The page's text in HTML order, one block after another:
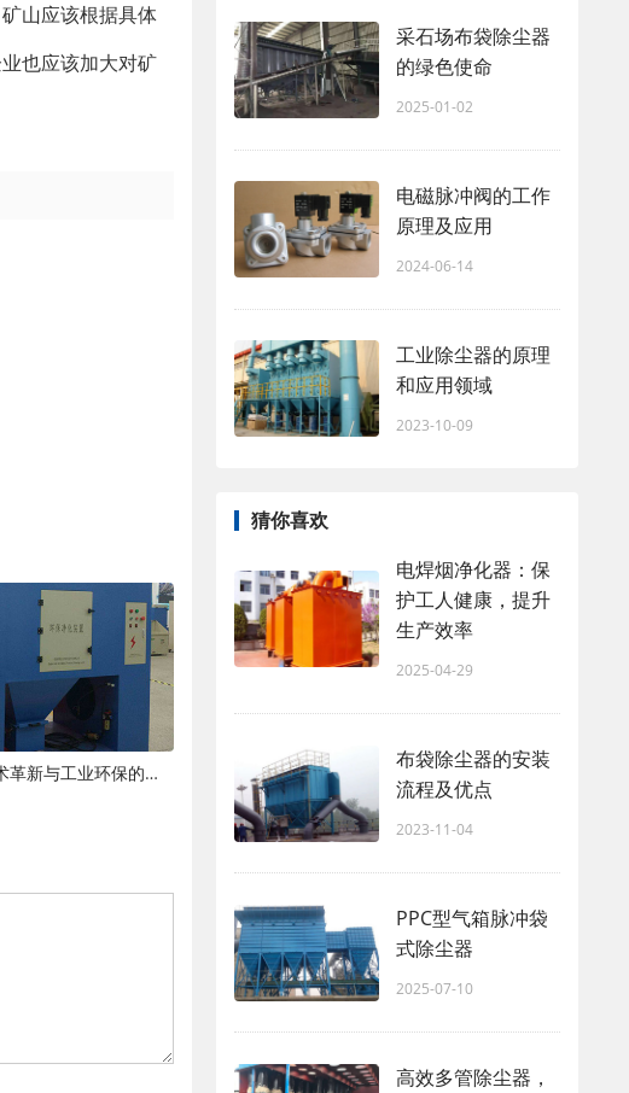
山应该根据具体
也应该加大对矿
现代粉尘处理设备：技术革新与工业环保的新篇章
采石场布袋除尘器
的绿色使命
2025-01-02
电磁脉冲阀的工作
原理及应用
2024-06-14
工业除尘器的原理
和应用领域
2023-10-09
猜你喜欢
电焊烟净化器：保
护工人健康，提升
生产效率
2025-04-29
布袋除尘器的安装
流程及优点
2023-11-04
PPC型气箱脉冲袋
式除尘器
2025-07-10
高效多管除尘器，